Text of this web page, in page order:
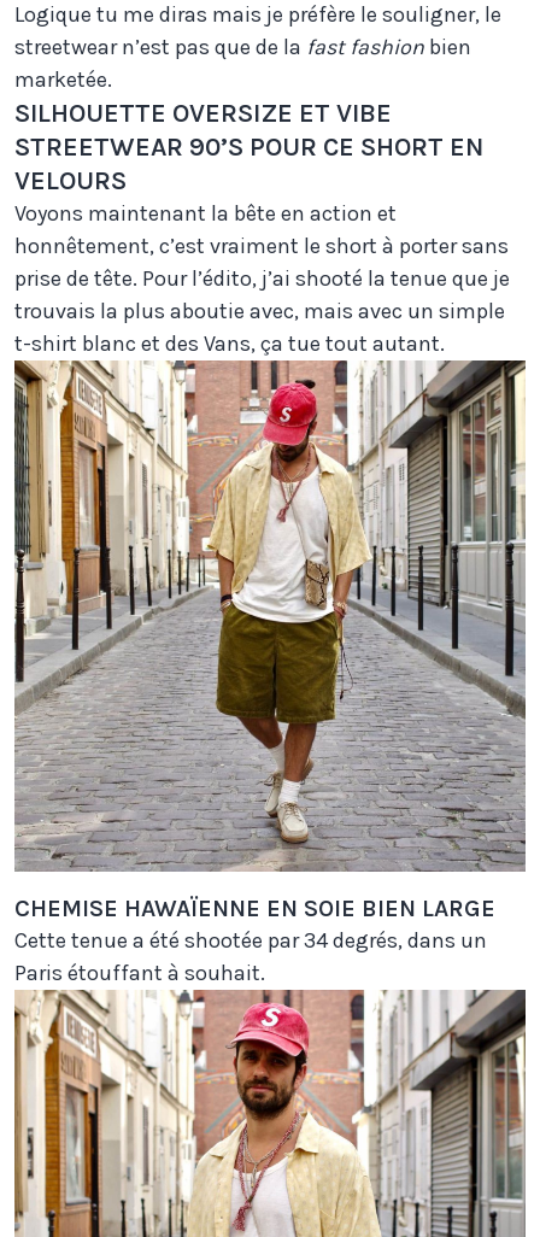
Logique tu me diras mais je préfère le souligner, le
streetwear n’est pas que de la fast fashion bien
marketée.
SILHOUETTE OVERSIZE ET VIBE
STREETWEAR 90’S POUR CE SHORT EN
VELOURS
Voyons maintenant la bête en action et
honnêtement, c’est vraiment le short à porter sans
prise de tête. Pour l’édito, j’ai shooté la tenue que je
trouvais la plus aboutie avec, mais avec un simple
t-shirt blanc et des Vans, ça tue tout autant.
CHEMISE HAWAÏENNE EN SOIE BIEN LARGE
Cette tenue a été shootée par 34 degrés, dans un
Paris étouffant à souhait.